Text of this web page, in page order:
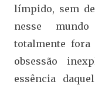
límpido, sem
nesse
totalmente fora
obsessão
essência